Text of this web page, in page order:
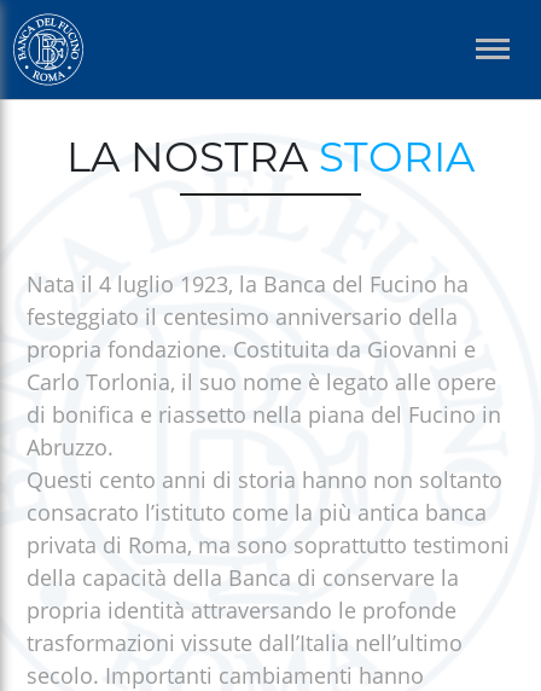
Salta
al
contenuto
principale
LA NOSTRA STORIA
Nata il 4 luglio 1923, la Banca del Fucino ha
festeggiato il centesimo anniversario della
propria fondazione. Costituita da Giovanni e
Carlo Torlonia, il suo nome è legato alle opere
di bonifica e riassetto nella piana del Fucino in
Abruzzo.
Questi cento anni di storia hanno non soltanto
consacrato l’istituto come la più antica banca
privata di Roma, ma sono soprattutto testimoni
della capacità della Banca di conservare la
propria identità attraversando le profonde
trasformazioni vissute dall’Italia nell’ultimo
secolo. Importanti cambiamenti hanno